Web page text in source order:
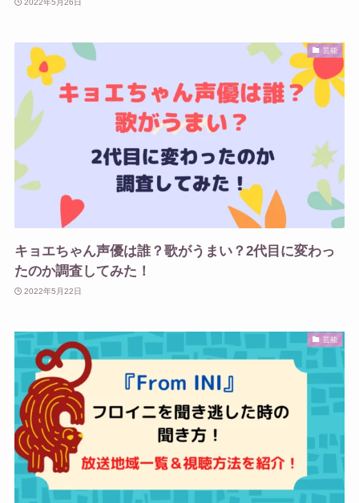
2022年5月26日
芸能
キョエちゃん声優は誰？歌がうまい？2代目に変わっ
たのか調査してみた！
2022年5月22日
芸能